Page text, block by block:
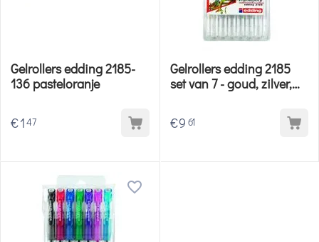
Gelrollers edding 2185-
136 pasteloranje
€147
Gelrollers edding 2185
set van 7 - goud, zilver,
€9 61